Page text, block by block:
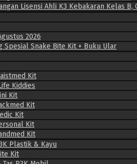
Lisensi Ahli K3 Kebakaran Kelas B,
2026
Spesial Snake Bite Kit + Buku Ular
Kit
Kiddies
Kit
Kit
Kit
Kit
Kit
Plastik & Kayu
Kit